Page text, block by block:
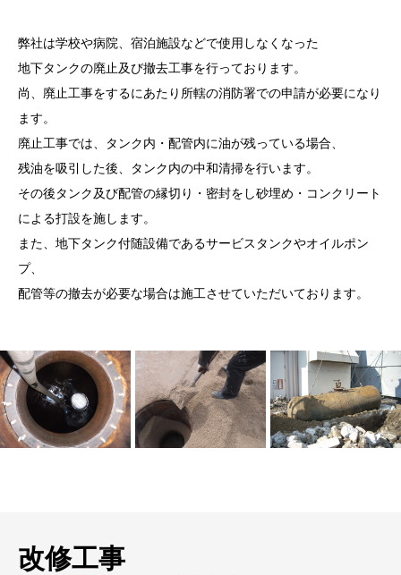
弊社は学校や病院、宿泊施設などで使用しなくなった
地下タンクの廃止及び撤去工事を行っております。
尚、廃止工事をするにあたり所轄の消防署での申請が必要になり
ます。
廃止工事では、タンク内・配管内に油が残っている場合、
残油を吸引した後、タンク内の中和清掃を行います。
その後タンク及び配管の縁切り・密封をし砂埋め・コンクリート
による打設を施します。
また、地下タンク付随設備であるサービスタンクやオイルポン
プ、
配管等の撤去が必要な場合は施工させていただいております。
改修工事